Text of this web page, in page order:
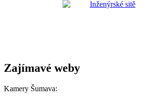
Zajímavé weby
Kamery Šumava: